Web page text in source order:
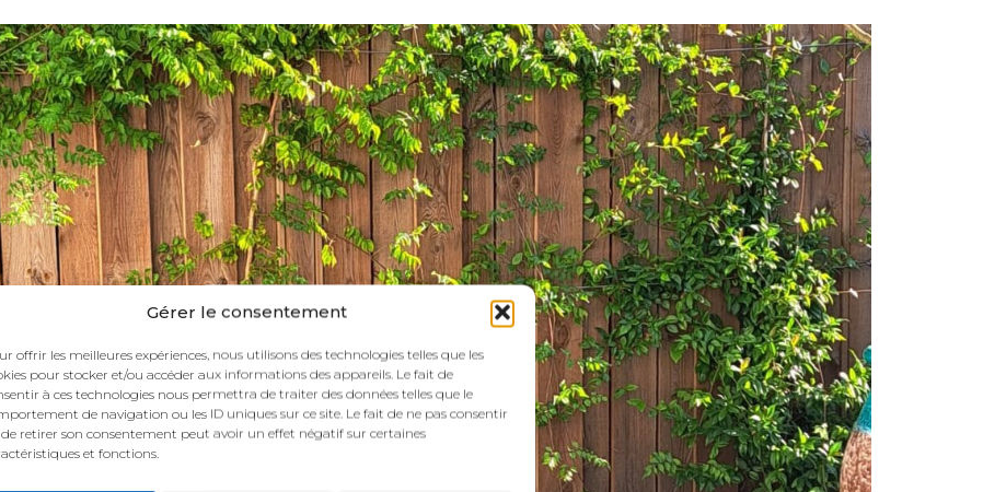
Gérer le consentement
offrir les meilleures expériences, nous utilisons des technologies telles que les
pour stocker et/ou accéder aux informations des appareils. Le fait de
à ces technologies nous permettra de traiter des données telles que le
de navigation ou les ID uniques sur ce site. Le fait de ne pas consentir
retirer son consentement peut avoir un effet négatif sur certaines
et fonctions.